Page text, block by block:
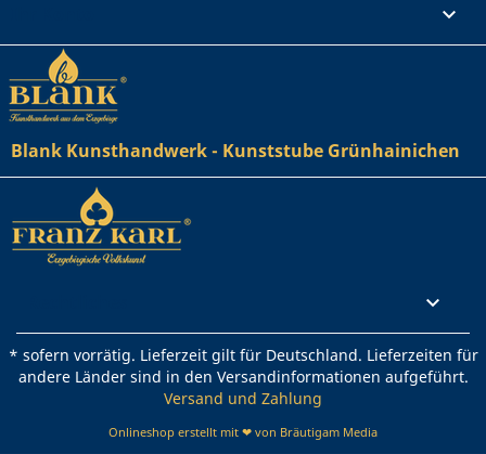

Blank Kunsthandwerk - Kunststube Grünhainichen

* sofern vorrätig. Lieferzeit gilt für Deutschland. Lieferzeiten für
andere Länder sind in den Versandinformationen aufgeführt.
Versand und Zahlung
Onlineshop erstellt mit ❤ von Bräutigam Media